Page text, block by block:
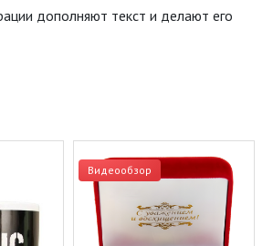
дополняют текст и делают его
Видеообзор